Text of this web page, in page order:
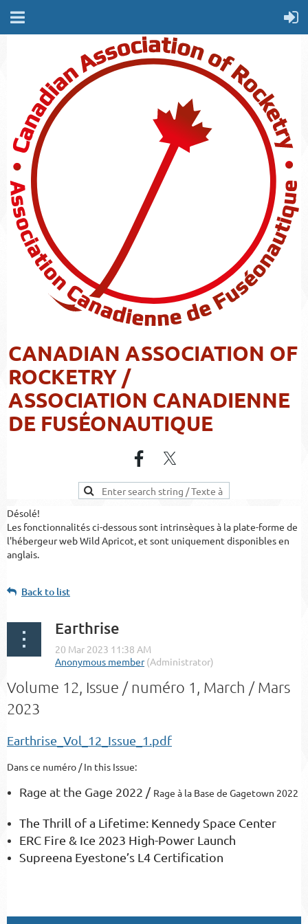
CANADIAN ASSOCIATION OF
ROCKETRY /
ASSOCIATION CANADIENNE
DE FUSÉONAUTIQUE
Désolé!
Les fonctionnalités ci-dessous sont intrinsèques à la plate-forme de
l'hébergeur web Wild Apricot, et sont uniquement disponibles en
anglais.
Back to list
Earthrise
Volume 12, Issue / numéro 1, March / Mars
2023
Earthrise_Vol_12_Issue_1.pdf
Dans ce numéro / In this Issue:
Rage at the Gage 2022 / Rage à la Base de Gagetown 2022
The Thrill of a Lifetime: Kennedy Space Center
ERC Fire & Ice 2023 High-Power Launch
Supreena Eyestone’s L4 Certification